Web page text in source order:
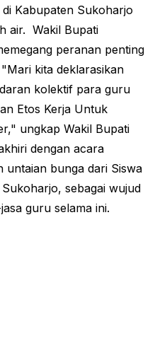
Kabupaten Sukoharjo
air. Wakil Bupati
peranan penting
kita deklarasikan
kolektif para guru
Etos Kerja Untuk
ungkap Wakil Bupati
dengan acara
bunga dari Siswa
sebagai wujud
guru selama ini.